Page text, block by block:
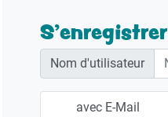
S'enregistrer
Nom d'utilisateur
avec E-Mail